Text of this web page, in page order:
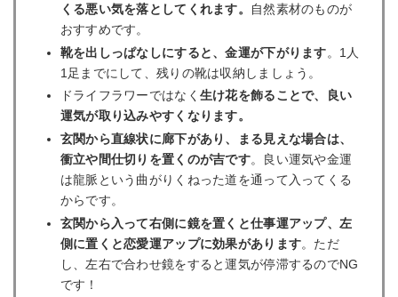
くる悪い気を落としてくれます。
自然素材のものが
おすすめです。
靴を出しっぱなしにすると、金運が下がります。1人
1足までにして、残りの靴は収納しましょう。
ドライフラワーではなく 生け花を飾ることで、良い
運気が取り込みやすくなります。
玄関から直線状に廊下があり、まる見えな場合は、
衝立や間仕切りを置くのが吉です。良い運気や金運
は龍脈という曲がりくねった道を通って入ってくる
からです。
玄関から入って右側に鏡を置くと仕事運アップ、左
側に置くと恋愛運アップに効果があります。ただ
し、左右で合わせ鏡をすると運気が停滞するのでNG
です！